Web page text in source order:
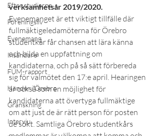
Efter studierna
Föreningsliv
Evenemang
Insändare
FUM-rapport
Händer i Örebro
Granskning
Intervju
verksamhetsår 2019/2020.
Evenemanget är ett viktigt tillfälle där
fullmäktigeledamöterna för Örebro
studentkår får chansen att lära känna
och bilda en uppfattning om
kandidaterna, och på så sätt förbereda
sig för valmötet den 17:e april. Hearingen
är också som en möjlighet för
kandidaterna att övertyga fullmäktige
om att just de är rätt person för posten
de sökt. Samtliga Örebro studentkårs